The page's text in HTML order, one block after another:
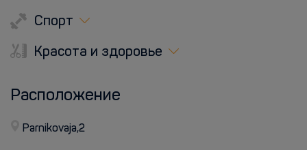
Спорт
Красота и здоровье
Расположение
Parnikovaja,2